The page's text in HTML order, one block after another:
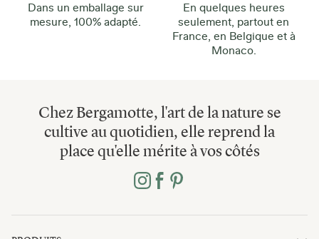
Dans un emballage sur
mesure, 100% adapté.
En quelques heures
seulement, partout en
France, en Belgique et à
Monaco.
Chez Bergamotte, l'art de la nature se
cultive au quotidien, elle reprend la
place qu'elle mérite à vos côtés